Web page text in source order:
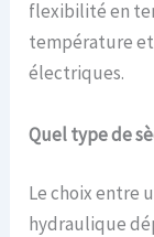
flexibilité en
température
électriques.
Quel type de
Le choix entre
hydraulique